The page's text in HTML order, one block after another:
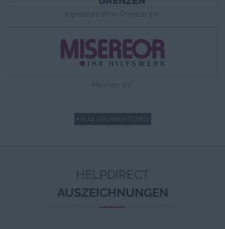
ALLE ORGANISATIONEN
HELPDIRECT
AUSZEICHNUNGEN